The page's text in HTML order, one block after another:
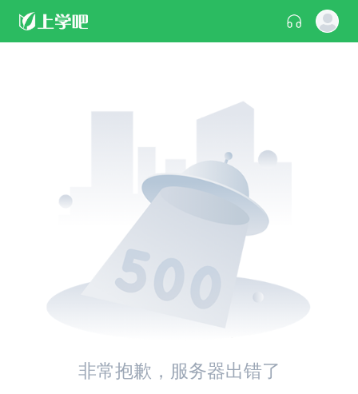
非常抱歉，服务器出错了